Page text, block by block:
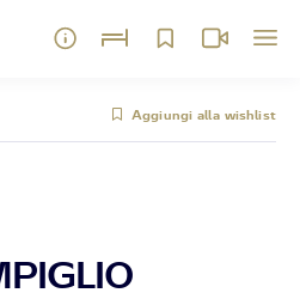
Aggiungi alla wishlist